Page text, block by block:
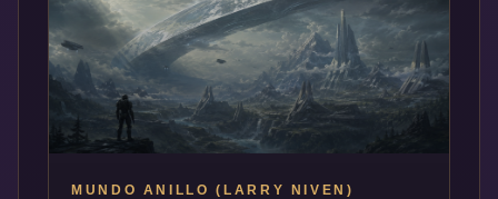
MUNDO ANILLO (LARRY NIVEN)